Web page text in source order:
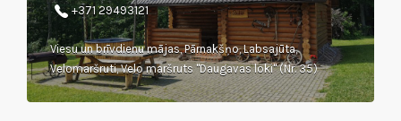
+371 29493121
Viesu un brīvdienu mājas, Pārnakšņo, Labsajūta,
Velomaršruti, Velo maršruts "Daugavas loki" (Nr. 35)